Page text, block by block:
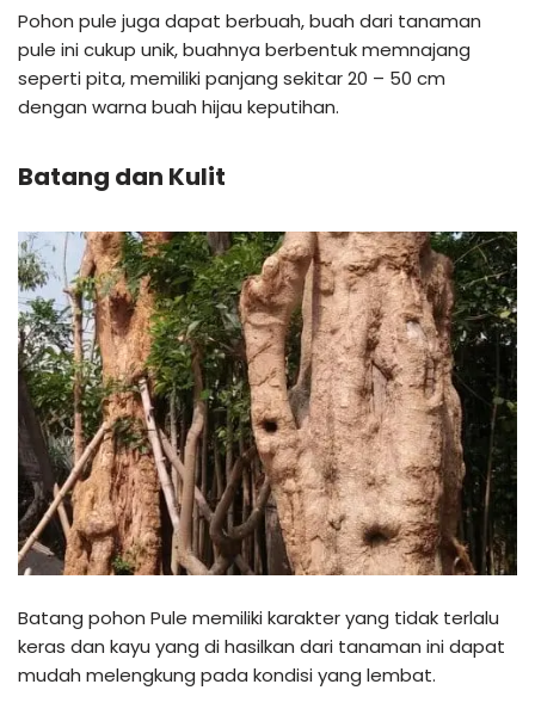
Pohon pule juga dapat berbuah, buah dari tanaman
pule ini cukup unik, buahnya berbentuk memnajang
seperti pita, memiliki panjang sekitar 20 – 50 cm
dengan warna buah hijau keputihan.
Batang dan Kulit
Batang pohon Pule memiliki karakter yang tidak terlalu
keras dan kayu yang di hasilkan dari tanaman ini dapat
mudah melengkung pada kondisi yang lembat.